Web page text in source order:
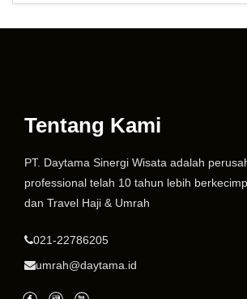
Tentang Kami
PT. Daytama Sinergi Wisata adalah
professional telah 10 tahun lebih
dan Travel Haji & Umrah
021-22786205
umrah@daytama.id